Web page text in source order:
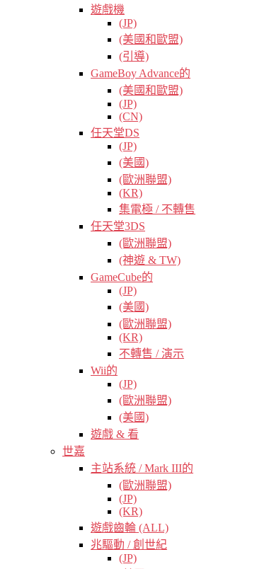
遊戲機
(JP)
(美國和歐盟)
(引導)
GameBoy Advance的
(美國和歐盟)
(JP)
(CN)
任天堂DS
(JP)
(美國)
(歐洲聯盟)
(KR)
集電極 / 不轉售
任天堂3DS
(歐洲聯盟)
(神遊 & TW)
GameCube的
(JP)
(美國)
(歐洲聯盟)
(KR)
不轉售 / 演示
Wii的
(JP)
(歐洲聯盟)
(美國)
遊戲 & 看
世嘉
主站系統 / Mark III的
(歐洲聯盟)
(JP)
(KR)
遊戲齒輪 (ALL)
兆驅動 / 創世紀
(JP)